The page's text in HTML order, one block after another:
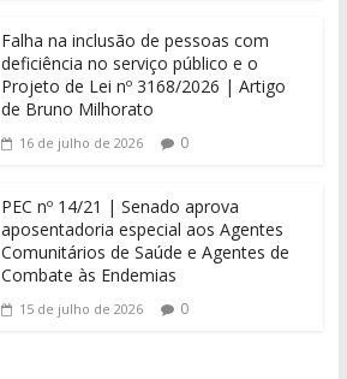
Falha na inclusão de pessoas com
deficiência no serviço público e o
Projeto de Lei nº 3168/2026 | Artigo
de Bruno Milhorato
16 de julho de 2026 0
PEC nº 14/21 | Senado aprova
aposentadoria especial aos Agentes
Comunitários de Saúde e Agentes de
Combate às Endemias
15 de julho de 2026 0